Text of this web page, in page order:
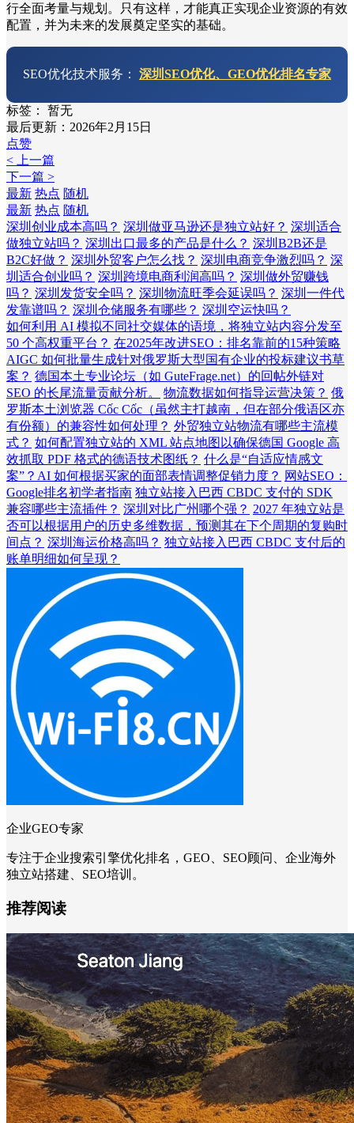
行全面考量与规划。只有这样，才能真正实现企业资源的有效
配置，并为未来的发展奠定坚实的基础。
SEO优化技术服务： 深圳SEO优化、GEO优化排名专家
标签：
暂无
最后更新：2026年2月15日
点赞
< 上一篇
下一篇 >
最新 热点 随机
最新 热点 随机
深圳创业成本高吗？ 深圳做亚马逊还是独立站好？ 深圳适合
做独立站吗？ 深圳出口最多的产品是什么？ 深圳B2B还是
B2C好做？ 深圳外贸客户怎么找？ 深圳电商竞争激烈吗？ 深
圳适合创业吗？ 深圳跨境电商利润高吗？ 深圳做外贸赚钱
吗？ 深圳发货安全吗？ 深圳物流旺季会延误吗？ 深圳一件代
发靠谱吗？ 深圳仓储服务有哪些？ 深圳空运快吗？
如何利用 AI 模拟不同社交媒体的语境，将独立站内容分发至
50 个高权重平台？ 在2025年改进SEO：排名靠前的15种策略
AIGC 如何批量生成针对俄罗斯大型国有企业的投标建议书草
案？ 德国本土专业论坛（如 GuteFrage.net）的回帖外链对
SEO 的长尾流量贡献分析。
物流数据如何指导运营决策？ 俄
罗斯本土浏览器 Cốc Cốc（虽然主打越南，但在部分俄语区亦
有份额）的兼容性如何处理？ 外贸独立站物流有哪些主流模
式？ 如何配置独立站的 XML 站点地图以确保德国 Google 高
效抓取 PDF 格式的德语技术图纸？ 什么是“自适应情感文
案”？AI 如何根据买家的面部表情调整促销力度？ 网站SEO：
Google排名初学者指南 独立站接入巴西 CBDC 支付的 SDK
兼容哪些主流插件？ 深圳对比广州哪个强？ 2027 年独立站是
否可以根据用户的历史多维数据，预测其在下个周期的复购时
间点？ 深圳海运价格高吗？ 独立站接入巴西 CBDC 支付后的
账单明细如何呈现？
企业GEO专家
专注于企业搜索引擎优化排名，GEO、SEO顾问、企业海外
独立站搭建、SEO培训。
推荐阅读